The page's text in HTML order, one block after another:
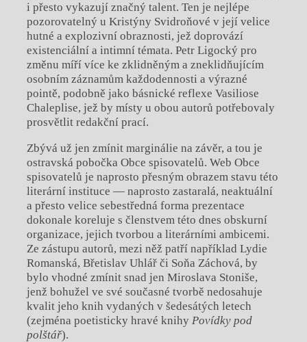
i přesto vykazují značný talent. Ten je nejlépe
pozorovatelný u Kristýny Svidroňové v její velice
hutné a explozivní obraznosti, jež doprovází
existenciální a intimní témata. Petr Ligocký pro
změnu míří více ke zklidněným a zneklidňujícím
osobním záznamům každodennosti a výrazné
pointě, podobně jako básnické reflexe Vasiliose
Chaleplise, jež by místy u obou autorů potřebovaly
prosvětlit redakční prací.
Zbývá už jen zmínit marginálie na závěr, a tou je
ostravská pobočka Obce spisovatelů. Web Obce
spisovatelů je naprosto přesným obrazem stavu této
literární instituce — naprosto zastaralá, neaktuální
a přesto velice sebestředná forma prezentace
dokonale koreluje s členstvem této dnes obskurní
organizace, jejich tvorbou a literárními ambicemi.
Ze zástupu autorů, mezi něž patří například Lydie
Romanská, Břetislav Uhlář či Soňa Záchová, by
bylo vhodné zmínit snad jen Miroslava Stoniše,
jenž bohužel ve své současné tvorbě nedosahuje
kvalit jeho knih vydaných v šedesátých letech
(zejména poetisticky hravé knihy Povídky pod
polštář).